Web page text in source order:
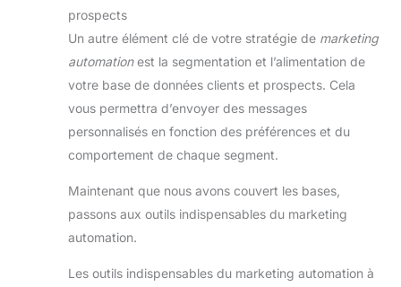
prospects
Un autre élément clé de votre stratégie de marketing
automationest la segmentation et l’alimentation de
votre base de données clients et prospects. Cela
vous permettra d’envoyer des messages
personnalisés en fonction des préférences et du
comportement de chaque segment.
Maintenant que nous avons couvert les bases,
passons aux outils indispensables du marketing
automation.
Les outils indispensables du marketing automation à